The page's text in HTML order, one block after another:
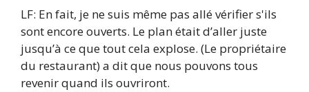
LF: En fait, je ne suis même pas allé vérifier s'ils
sont encore ouverts. Le plan était d’aller juste
jusqu’à ce que tout cela explose. (Le propriétaire
du restaurant) a dit que nous pouvons tous
revenir quand ils ouvriront.